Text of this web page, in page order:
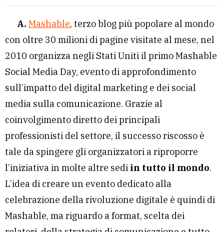
A. Mashable, terzo blog più popolare al mondo
con oltre 30 milioni di pagine visitate al mese, nel
2010 organizza negli Stati Uniti il primo Mashable
Social Media Day, evento di approfondimento
sull’impatto del digital marketing e dei social
media sulla comunicazione. Grazie al
coinvolgimento diretto dei principali
professionisti del settore, il successo riscosso è
tale da spingere gli organizzatori a riproporre
l’iniziativa in molte altre sedi in tutto il mondo.
L’idea di creare un evento dedicato alla
celebrazione della rivoluzione digitale è quindi di
Mashable, ma riguardo a format, scelta dei